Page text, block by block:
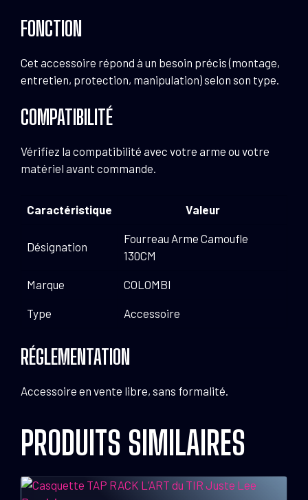
FONCTION
Cet accessoire répond à un besoin précis (montage,
entretien, protection, manipulation) selon son type.
COMPATIBILITÉ
Vérifiez la compatibilité avec votre arme ou votre
matériel avant commande.
Caractéristique Valeur
Désignation
Fourreau Arme Camoufle
130CM
Marque COLOMBI
Type Accessoire
RÉGLEMENTATION
Accessoire en vente libre, sans formalité.
PRODUITS SIMILAIRES